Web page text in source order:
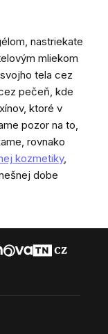
nastriekate
mliekom
tela cez
pečeň, kde
ktoré v
pozor na to,
rovnako
kozmetiky,
dobe